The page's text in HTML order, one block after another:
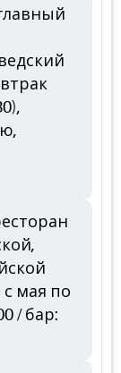
мая по
/ бар: